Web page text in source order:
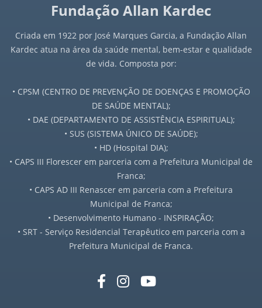
Jornal a Nova Era - 1971
Jornal a Nova Era - 1972
Jornal a Nova Era - 1974
Jornal a Nova Era - 1975
Jornal a Nova Era - 1976
Jornal a Nova Era - 1977
Jornal a Nova Era - 1978
Jornal a Nova Era - 1980
Fundação Allan Kardec
Criada em 1922 por José Marques Garcia, a Fundação Allan
Kardec atua na área da saúde mental, bem-estar e qualidade
de vida. Composta por:
• CPSM (CENTRO DE PREVENÇÃO DE DOENÇAS E PROMOÇÃO
DE SAÚDE MENTAL);
• DAE (DEPARTAMENTO DE ASSISTÊNCIA ESPIRITUAL);
• SUS (SISTEMA ÚNICO DE SAÚDE);
• HD (Hospital DIA);
• CAPS III Florescer em parceria com a Prefeitura Municipal de
Franca;
• CAPS AD III Renascer em parceria com a Prefeitura
Municipal de Franca;
• Desenvolvimento Humano - INSPIRAÇÃO;
• SRT - Serviço Residencial Terapêutico em parceria com a
Prefeitura Municipal de Franca.